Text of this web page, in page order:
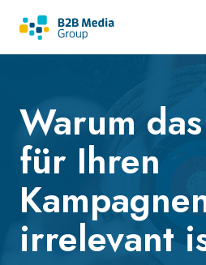
Warum
für Ihren
irrelevant